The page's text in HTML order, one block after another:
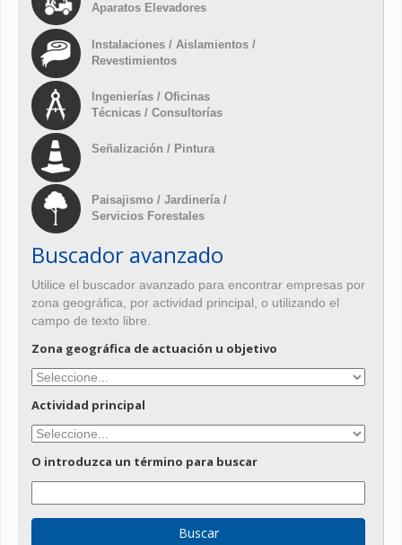
Aparatos Elevadores
Instalaciones / Aislamientos /
Revestimientos
Ingenierías / Oficinas
Técnicas / Consultorías
Señalización / Pintura
Paisajismo / Jardinería /
Servicios Forestales
Buscador avanzado
Utilice el buscador avanzado para encontrar empresas por
zona geográfica, por actividad principal, o utilizando el
campo de texto libre.
Zona geográfica de actuación u objetivo
Actividad principal
O introduzca un término para buscar